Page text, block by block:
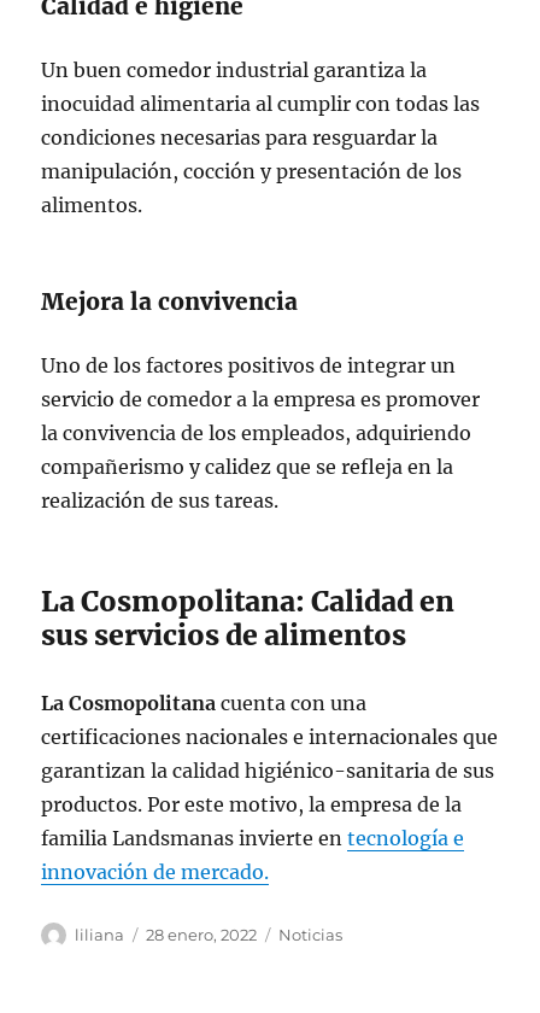
Un buen comedor industrial garantiza la
inocuidad alimentaria al cumplir con todas las
condiciones necesarias para resguardar la
manipulación, cocción y presentación de los
alimentos.
Mejora la convivencia
Uno de los factores positivos de integrar un
servicio de comedor a la empresa es promover
la convivencia de los empleados, adquiriendo
compañerismo y calidez que se refleja en la
realización de sus tareas.
La Cosmopolitana: Calidad en
sus servicios de alimentos
La Cosmopolitana cuenta con una
certificaciones nacionales e internacionales que
garantizan la calidad higiénico-sanitaria de sus
productos. Por este motivo, la empresa de la
familia Landsmanas invierte entecnología e
innovación de mercado.
Autor
liliana
Publicado
28 enero, 2022 Categorías
Noticias